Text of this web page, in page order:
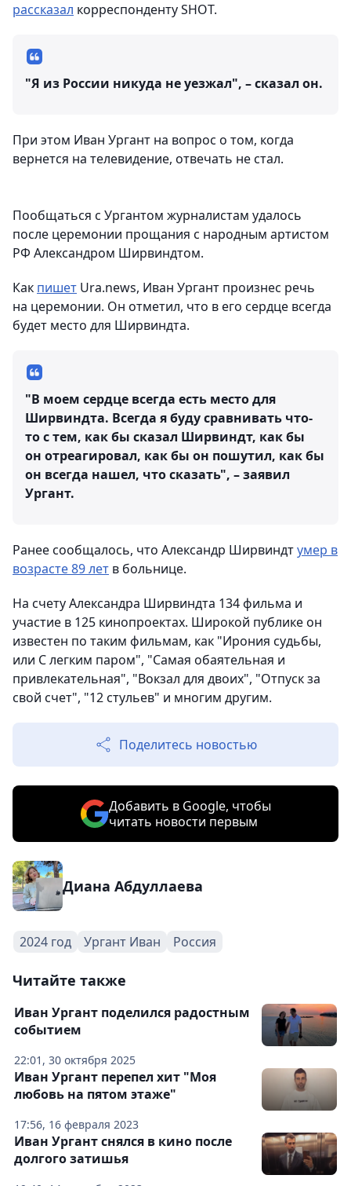
рассказал корреспонденту SHOT.
"Я из России никуда не уезжал", – сказал он.
При этом Иван Ургант на вопрос о том, когда
вернется на телевидение, отвечать не стал.
Пообщаться с Ургантом журналистам удалось
после церемонии прощания с народным артистом
РФ Александром Ширвиндтом.
Как пишет Ura.news, Иван Ургант произнес речь
на церемонии. Он отметил, что в его сердце всегда
будет место для Ширвиндта.
"В моем сердце всегда есть место для
Ширвиндта. Всегда я буду сравнивать что-
то с тем, как бы сказал Ширвиндт, как бы
он отреагировал, как бы он пошутил, как бы
он всегда нашел, что сказать", – заявил
Ургант.
Ранее сообщалось, что Александр Ширвиндтумер в
возрасте 89 лет в больнице.
На счету Александра Ширвиндта 134 фильма и
участие в 125 кинопроектах. Широкой публике он
известен по таким фильмам, как "Ирония судьбы,
или С легким паром", "Самая обаятельная и
привлекательная", "Вокзал для двоих", "Отпуск за
свой счет", "12 стульев" и многим другим.
Поделитесь новостью
Добавить в Google, чтобы
читать новости первым
Диана Абдуллаева
2024 год Ургант Иван Россия
Читайте также
22:01, 30 октября 2025
Иван Ургант поделился радостным
событием
17:56, 16 февраля 2023
Иван Ургант перепел хит "Моя
любовь на пятом этаже"
Иван Ургант снялся в кино после
долгого затишья